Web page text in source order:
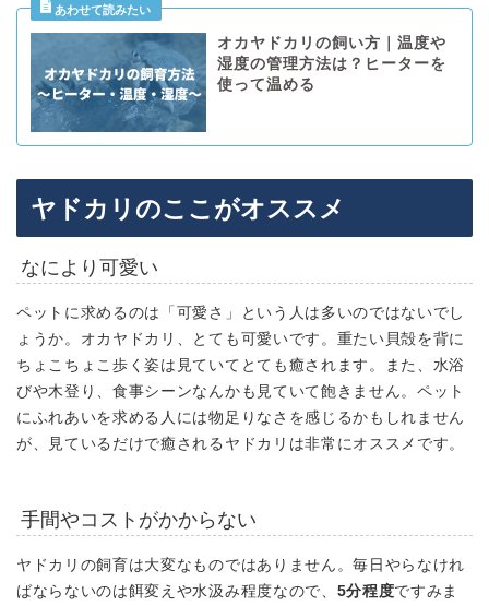
オカヤドカリの飼い方｜温度や
湿度の管理方法は？ヒーターを
使って温める
ヤドカリのここがオススメ
なにより可愛い
ペットに求めるのは「可愛さ」という人は多いのではないでし
ょうか。オカヤドカリ、
とても可愛いです。 重たい貝殻を背に
ちょこちょこ歩く姿は見ていてとても癒されます。また、水浴
びや木登り、食事シーンなんかも見ていて飽きません。ペット
にふれあいを求める人には物足りなさを感じるかもしれません
が、
見ているだけで癒される ヤドカリは非常にオススメです。
手間やコストがかからない
ヤドカリの飼育は大変なものではありません。毎日やらなけれ
ばならないのは餌変えや水汲み程度なので、 5分程度ですみま